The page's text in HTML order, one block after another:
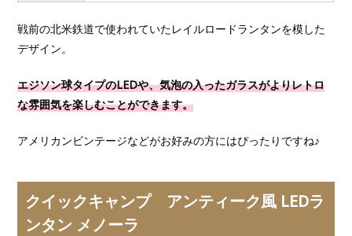
戦前の北米鉄道で使われていたレイルロードランタンを模した
デザイン。
エジソン球タイプのLEDや、気泡の入ったガラスがよりレトロ
な雰囲気を楽しむことができます。
アメリカンビンテージなどがお好みの方にはぴったりですね♪
クイックキャンプ アンティーク風 LEDラ
ンタン メノーラ